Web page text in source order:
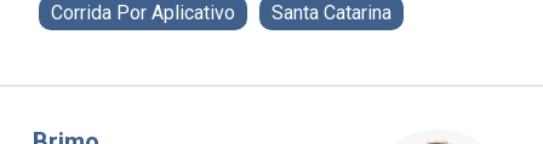
Corrida Por Aplicativo Santa Catarina